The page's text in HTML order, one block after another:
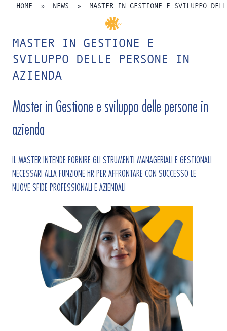
HOME » NEWS » MASTER IN GESTIONE E SVILUPPO
MASTER IN GESTIONE E
SVILUPPO DELLE PERSONE IN
AZIENDA
Master in Gestione e sviluppo delle persone in
azienda
IL MASTER INTENDE FORNIRE GLI STRUMENTI MANAGERIALI E GESTIONALI
NECESSARI ALLA FUNZIONE HR PER AFFRONTARE CON SUCCESSO LE
NUOVE SFIDE PROFESSIONALI E AZIENDALI